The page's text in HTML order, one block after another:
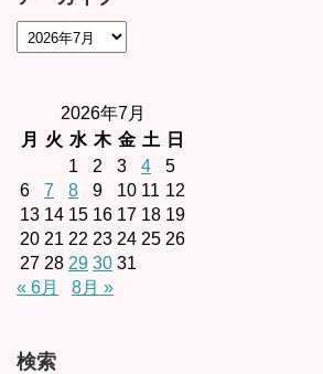
2026年7月
月
火 水 木 金 土
日
1
2 3 4
5
6
7 8 9 10 11 12
13 14 15 16 17 18 19
20 21 22 23 24 25 26
27 28 29 30 31
« 6月
8月 »
検索